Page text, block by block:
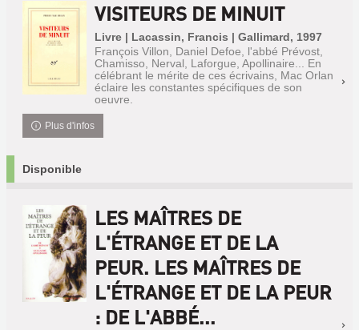
VISITEURS DE MINUIT
Livre | Lacassin, Francis | Gallimard, 1997
François Villon, Daniel Defoe, l'abbé Prévost,
Chamisso, Nerval, Laforgue, Apollinaire... En
célébrant le mérite de ces écrivains, Mac Orlan
éclaire les constantes spécifiques de son
oeuvre.
Plus d'infos
Disponible
LES MAÎTRES DE
L'ÉTRANGE ET DE LA
PEUR. LES MAÎTRES DE
L'ÉTRANGE ET DE LA PEUR
: DE L'ABBÉ...